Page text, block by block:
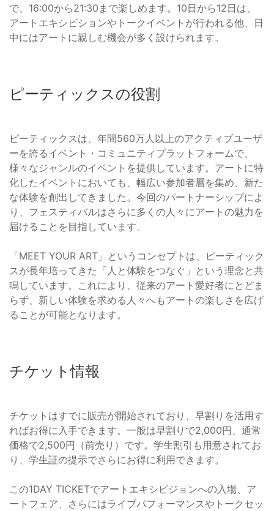
で、16:00から21:30まで楽しめます。10日から12日は、
アートエキシビションやトークイベントが行われる他、日
中にはアートに親しむ機会が多く設けられます。
ピーティックスの役割
ピーティックスは、年間560万人以上のアクティブユーザ
ーを誇るイベント・コミュニティプラットフォームで、
様々なジャンルのイベントを提供しています。アートに特
化したイベントにおいても、幅広い参加者層を集め、新た
な体験を創出してきました。今回のパートナーシップによ
り、フェスティバルはさらに多くの人々にアートの魅力を
届けることを目指しています。
「MEET YOUR ART」というコンセプトは、ピーティック
スが長年培ってきた「人と体験をつなぐ」という理念と共
鳴しています。これにより、従来のアート愛好者にとどま
らず、新しい体験を求める人々へもアートの楽しさを広げ
ることが可能となります。
チケット情報
チケットはすでに販売が開始されており、早割りを活用す
ればお得に入手できます。一般は早割りで2,000円、通常
価格で2,500円（前売り）です。学生割引も用意されてお
り、学生証の提示でさらにお得に利用できます。
この1DAY TICKETでアートエキシビジョンへの入場、ア
ートフェア、さらにはライブパフォーマンスやトークセッ